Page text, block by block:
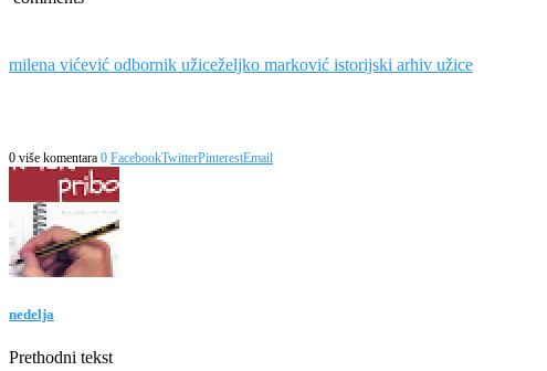
milena vićević odbornik užiceželjko marković istorijski arhiv užice
0 više komentara 0 FacebookTwitterPinterestEmail
nedelja
Prethodni tekst